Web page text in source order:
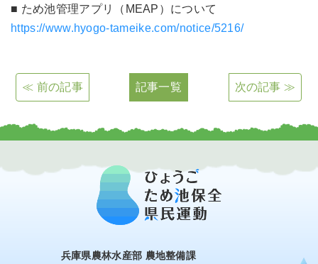
■ ため池管理アプリ（MEAP）について
https://www.hyogo-tameike.com/notice/5216/
≪ 前の記事 記事一覧 次の記事 ≫
兵庫県農林水産部 農地整備課